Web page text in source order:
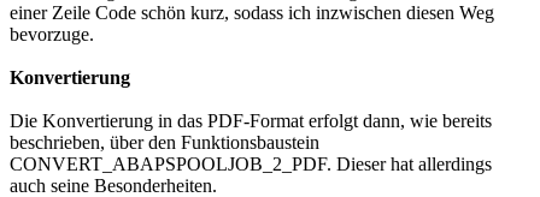
einer Zeile Code schön kurz, sodass ich inzwischen diesen Weg
bevorzuge.
Konvertierung
Die Konvertierung in das PDF-Format erfolgt dann, wie bereits
beschrieben, über den Funktionsbaustein
CONVERT_ABAPSPOOLJOB_2_PDF. Dieser hat allerdings
auch seine Besonderheiten.